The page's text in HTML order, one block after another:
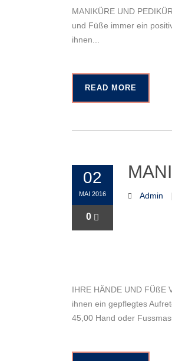
MANIKÜRE UND
und Füße immer ein
ihnen...
READ MORE
02
MAI 2016
0
Admin
IHRE HÄNDE UND
ihnen ein gepflegtes
45,00 Hand oder